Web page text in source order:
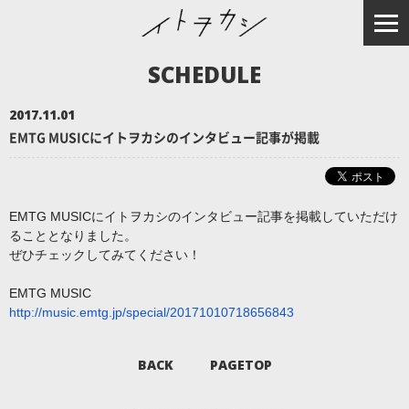
SCHEDULE
2017.11.01
EMTG MUSICにイトヲカシのインタビュー記事が掲載
EMTG MUSICにイトヲカシのインタビュー記事を掲載していただけ
ることとなりました。
ぜひチェックしてみてください！
EMTG MUSIC
http://music.emtg.jp/special/20171010718656843
BACK PAGETOP